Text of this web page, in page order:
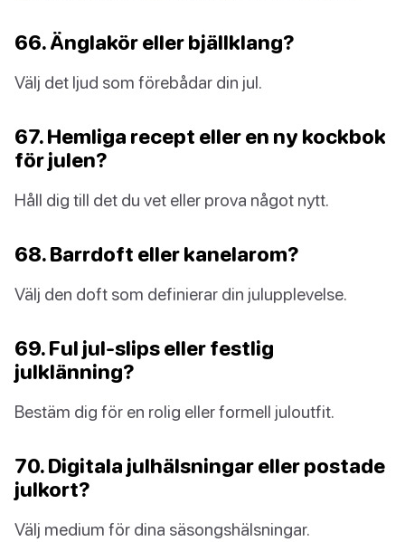
66. Änglakör eller bjällklang?
Välj det ljud som förebådar din jul.
67. Hemliga recept eller en ny kockbok
för julen?
Håll dig till det du vet eller prova något nytt.
68. Barrdoft eller kanelarom?
Välj den doft som definierar din julupplevelse.
69. Ful jul-slips eller festlig
julklänning?
Bestäm dig för en rolig eller formell juloutfit.
70. Digitala julhälsningar eller postade
julkort?
Välj medium för dina säsongshälsningar.